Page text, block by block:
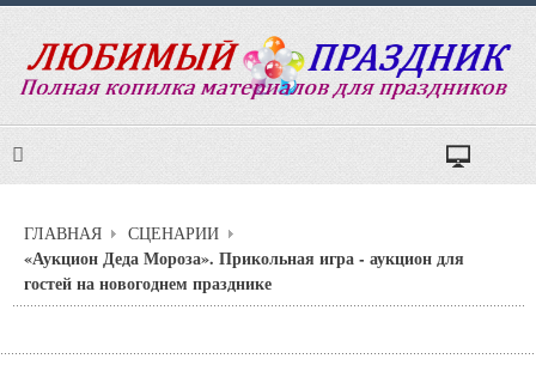
ГЛАВНАЯ СЦЕНАРИИ
«Аукцион Деда Мороза». Прикольная игра - аукцион для
гостей на новогоднем празднике